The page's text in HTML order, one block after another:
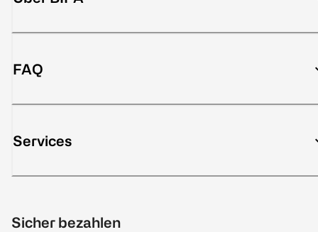
FAQ
Services
Sicher bezahlen